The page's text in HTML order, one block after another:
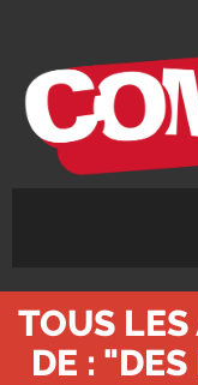
TOUS
DE :